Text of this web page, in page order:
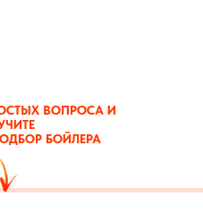
ВОПРОСА И
БОЙЛЕРА